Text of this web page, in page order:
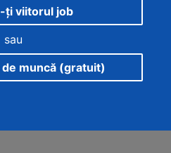
ți viitorul job
sau
muncă (gratuit)